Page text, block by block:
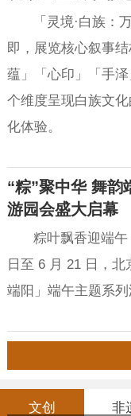
「灵境·白族：
即，展览核心叙事
蕴」「心印」「手
个维度呈现白族文
化体验。
“粽”聚中华 舞韵
游园会盛大启幕
粽叶飘香迎端
日至 6 月 21 日，北
端阳」端午主题系
文创 非